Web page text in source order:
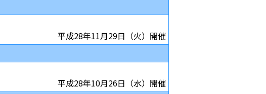
平成28年11月29日（火）開催
平成28年10月26日（水）開催